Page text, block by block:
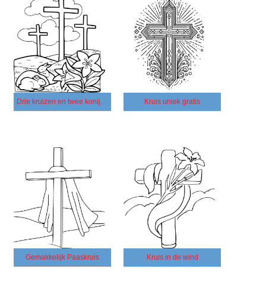
Drie kruizen en twee konijnen Kruis uniek gratis
Gemakkelijk Paaskruis Kruis in de wind